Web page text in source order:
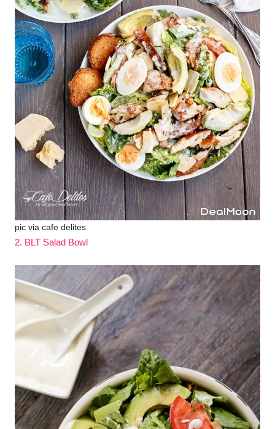
pic via cafe delites
2. BLT Salad Bowl